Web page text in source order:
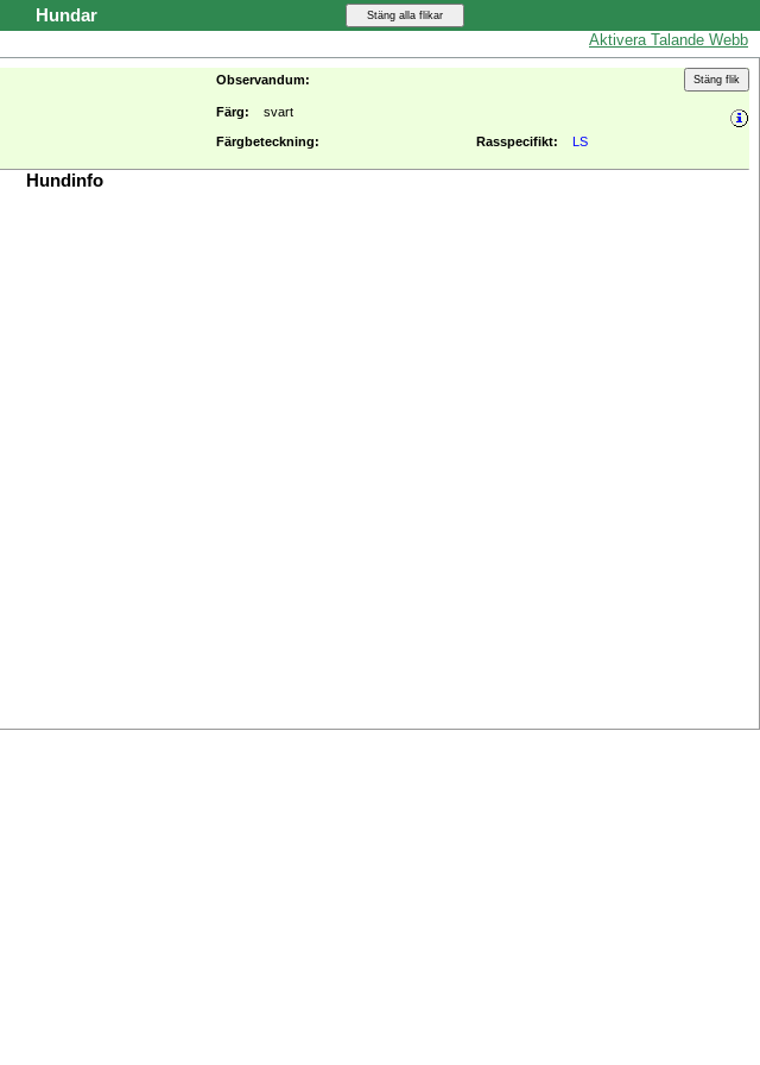
Hundar
Aktivera Talande Webb
Observandum:
Färg: svart
Färgbeteckning: Rasspecifikt:
LS
Hundinfo